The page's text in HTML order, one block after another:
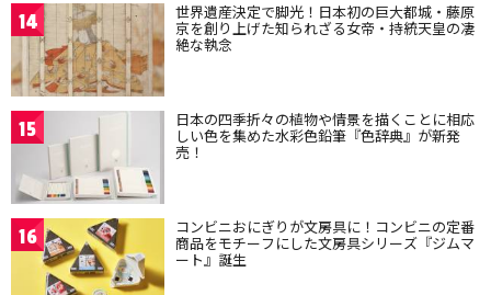
14 世界遺産決定で脚光！日本初の巨大都城・藤原
京を創り上げた知られざる女帝・持統天皇の凄
絶な執念
15 日本の四季折々の植物や情景を描くことに相応
しい色を集めた水彩色鉛筆『色辞典』が新発
売！
16 コンビニおにぎりが文房具に！コンビニの定番
商品をモチーフにした文房具シリーズ『ジムマ
ート』誕生